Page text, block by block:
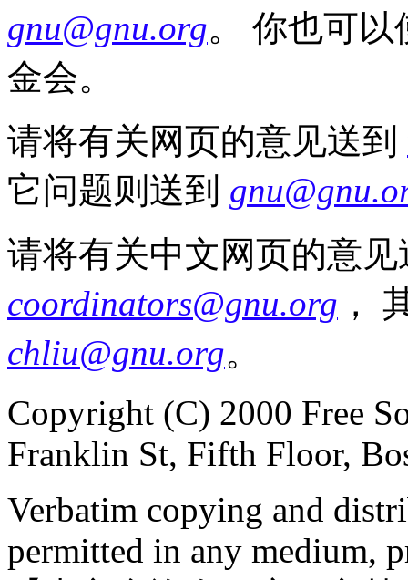
gnu@gnu.org。 你也可
金会。
请将有关网页的意见送到
它问题则送到
请将有关中文网页的意
coordinators@gnu.org ，
chliu@gnu.org。
Copyright (C) 2000 Free
Franklin St, Fifth Floor,
Verbatim copying and
permitted in any medium,